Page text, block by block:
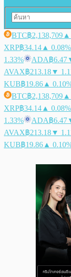
BTC฿2,138,709 ▲
XRP฿34.14 ▲ 0.08%
1.33%
ADA฿6.47
AVAX฿213.18▼
KUB฿19.86 ▲
BTC฿2,138,709 ▲
XRP฿34.14 ▲ 0.08%
1.33%
ADA฿6.47
AVAX฿213.18▼
KUB฿19.86 ▲